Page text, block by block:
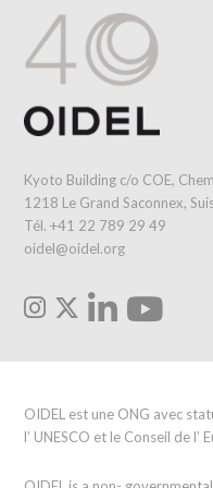
Kyoto Building c/o COE,
1218 Le Grand Saconnex,
Tél. +41 22 789 29 49
oidel@oidel.org
OIDEL est une ONG avec
l’ UNESCO et le Conseil de l’